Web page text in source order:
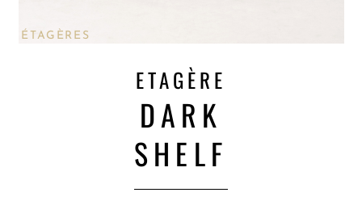
ÉTAGÈRES
ETAGÈRE
DARK
SHELF